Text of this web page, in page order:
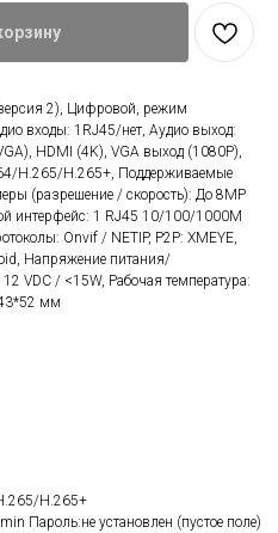
2), Цифровой, режим
входы: 1RJ45/нет, Аудио выход:
HDMI (4K), VGA выход (1080P),
H.265/H.265+, Поддерживаемые
(разрешение / скорость): До 8MP
интерфейс: 1 RJ45 10/100/1000М
Onvif / NETIP, P2P: XMEYE,
Напряжение питания/
VDC / <15W, Рабочая температура:
мм
H.265+
Пароль:не установлен (пустое поле)